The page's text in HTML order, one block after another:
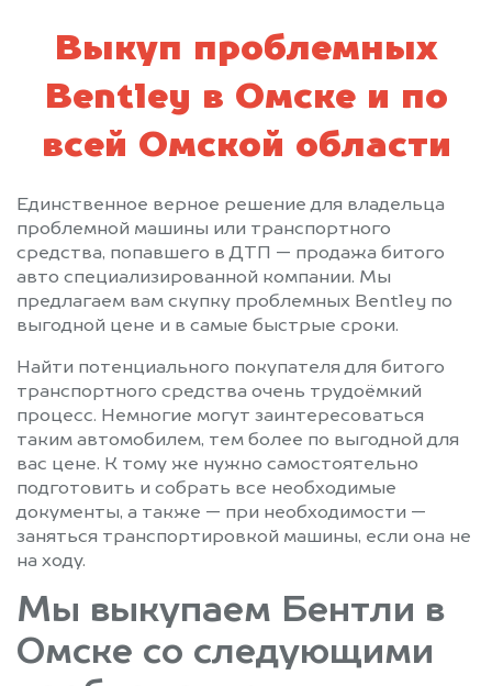
Выкуп проблемных
Bentley в Омске и по
всей Омской области
Единственное верное решение для владельца
проблемной машины или транспортного
средства, попавшего в ДТП — продажа битого
авто специализированной компании. Мы
предлагаем вам скупку проблемных Bentley по
выгодной цене и в самые быстрые сроки.
Найти потенциального покупателя для битого
транспортного средства очень трудоёмкий
процесс. Немногие могут заинтересоваться
таким автомобилем, тем более по выгодной для
вас цене. К тому же нужно самостоятельно
подготовить и собрать все необходимые
документы, а также — при необходимости —
заняться транспортировкой машины, если она не
на ходу.
Мы выкупаем Бентли в
Омске со следующими